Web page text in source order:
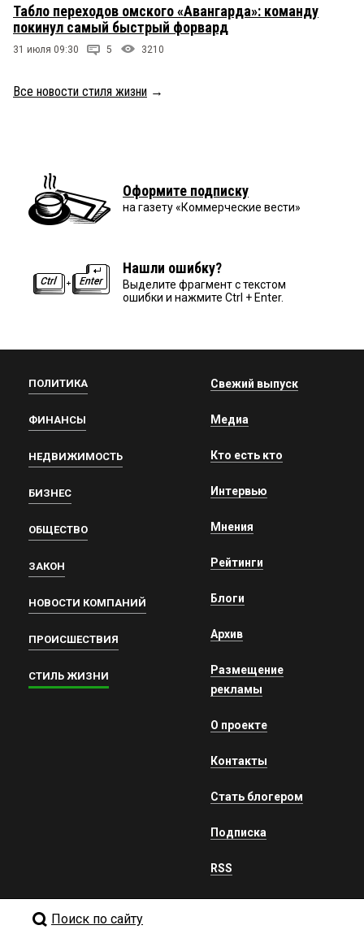
Табло переходов омского «Авангарда»: команду
покинул самый быстрый форвард
31 июля 09:30 5 3210
Все новости стиля жизни →
Оформите подписку
на газету «Коммерческие вести»
Нашли ошибку?
Выделите фрагмент с текстом
ошибки и нажмите Ctrl + Enter.
ПОЛИТИКА
ФИНАНСЫ
НЕДВИЖИМОСТЬ
БИЗНЕС
ОБЩЕСТВО
ЗАКОН
НОВОСТИ КОМПАНИЙ
ПРОИСШЕСТВИЯ
СТИЛЬ ЖИЗНИ
Свежий выпуск
Медиа
Кто есть кто
Интервью
Мнения
Рейтинги
Блоги
Архив
Размещение
рекламы
О проекте
Контакты
Стать блогером
Подписка
RSS
Поиск по сайту